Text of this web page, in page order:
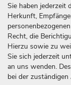
Sie haben jederzeit
Herkunft,
Recht, die
Hierzu sowie zu
Sie sich jederzeit
an uns wenden.
bei der